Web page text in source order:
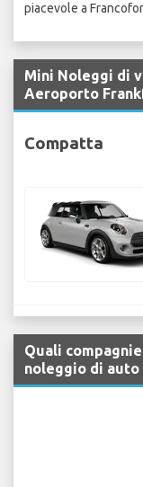
piacevole a
Mini Noleggi di
Aeroporto
Compatta
Quali
noleggio di